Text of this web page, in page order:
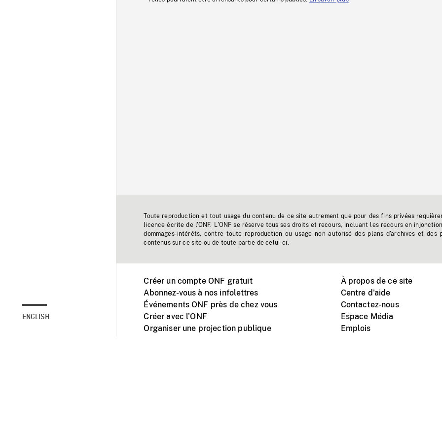
ENGLISH
Toute reproduction et tout usage du contenu de ce site autrement que pour des fins privées
licence écrite de l'ONF. L'ONF se réserve tous ses droits et recours, incluant les recours en
dommages-intérêts, contre toute reproduction ou usage non autorisé des plans d'archives et des
contenus sur ce site ou de toute partie de celui-ci.
Créer un compte ONF gratuit
Abonnez-vous à nos infolettres
Événements ONF près de chez vous
Créer avec l’ONF
Organiser une projection publique
À propos de ce site
Centre d'aide
Contactez-nous
Espace Média
Emplois